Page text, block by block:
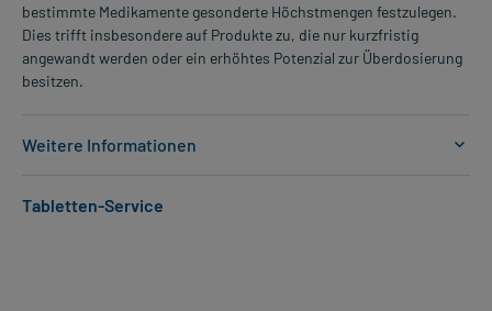
bestimmte Medikamente gesonderte Höchstmengen festzulegen.
Dies trifft insbesondere auf Produkte zu, die nur kurzfristig
angewandt werden oder ein erhöhtes Potenzial zur Überdosierung
besitzen.
Weitere Informationen
- Erhöhter Augeninnendruck (ohne Augenschäden)
Tabletten-Service